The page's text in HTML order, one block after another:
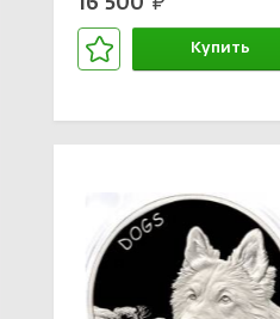
руб.
Купить